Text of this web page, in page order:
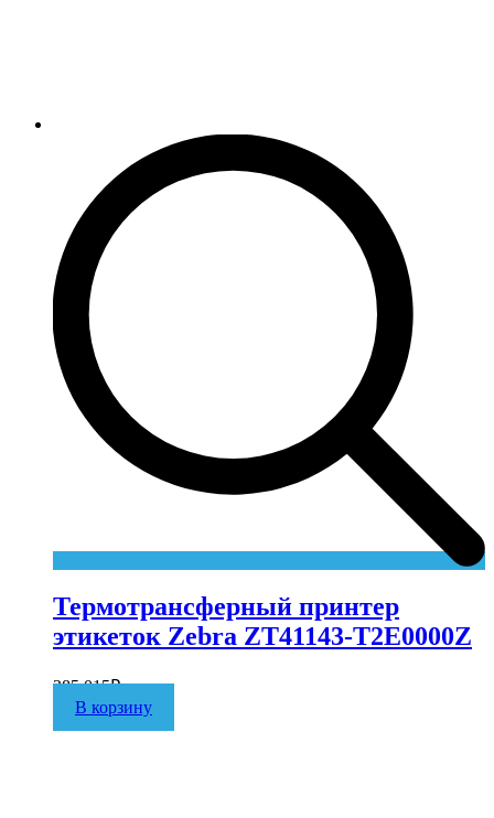
Термотрансферный принтер
этикеток Zebra ZT41143-T2E0000Z
285 015₽
В корзину